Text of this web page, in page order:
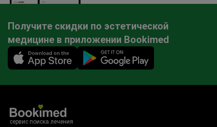
Получите скидки по эстетической
медицине в приложении Bookimed
Mobile app illustration
сервис поиска лечения